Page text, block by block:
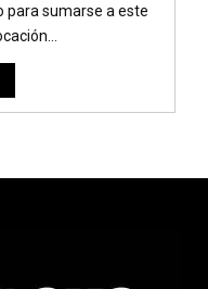
para sumarse a este